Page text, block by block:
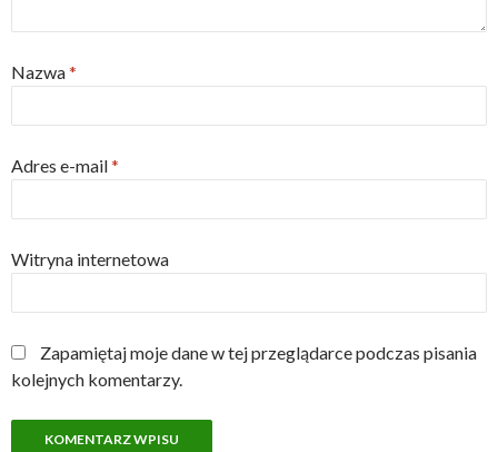
Nazwa*
Adres e-mail*
Witryna internetowa
Zapamiętaj moje dane w tej przeglądarce podczas pisania
kolejnych komentarzy.